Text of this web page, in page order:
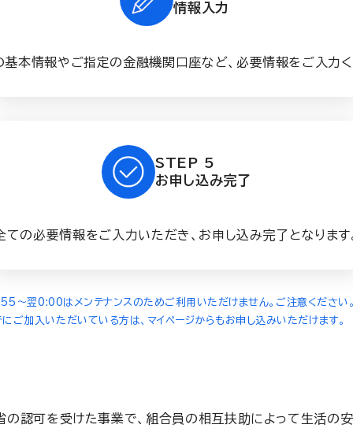
情報入力
基本情報やご指定の金融機関口座など、必要情報をご入力く
STEP 5
お申し込み完了
ての必要情報をご入力いただき、お申し込み完了となります
～翌0:00はメンテナンスのためご利用いただけません。ご注意ください
にご加入いただいている方は、マイページからもお申し込みいただけます。
認可を受けた事業で、組合員の相互扶助によって生活の